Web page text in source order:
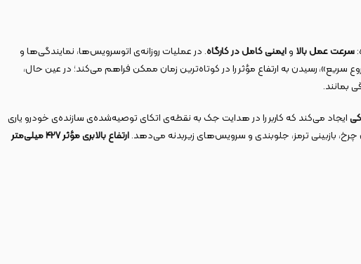
سرعت عمل بالا وایمنی کامل در کارگاه. در عملیات روزانه‌ی اتوسرویس‌ها، نمایندگی‌ها و
سریع»، رسیدن به ارتفاع مؤثر را در کوتاه‌ترین زمان ممکن فراهم می‌کند؛ در عین حال،
بمانند.
ایجاد می‌کند که کاربر را در هدایت جک به نقطه‌ی اتکای توصیه‌شده‌ی سازنده‌ی خودرو یاری
بازبینی ترمز، جلوبندی و سرویس‌های زیربدنه می‌دهد.ارتفاع بالابری مؤثر۴۲۷میلی‌متر